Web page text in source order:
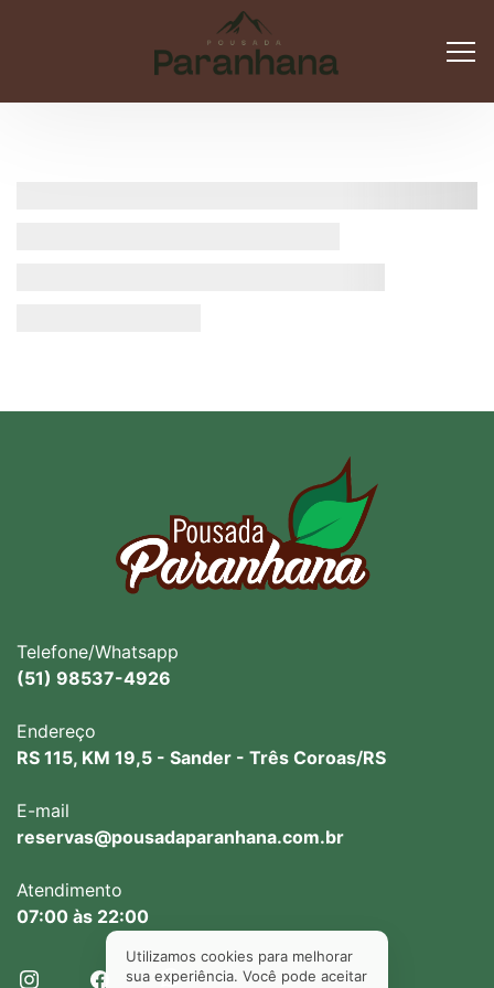
Telefone/Whatsapp
(51) 98537-4926
Endereço
RS 115, KM 19,5 - Sander - Três Coroas/RS
E-mail
reservas@pousadaparanhana.com.br
Atendimento
07:00 às 22:00
Utilizamos cookies para melhorar
sua experiência. Você pode aceitar